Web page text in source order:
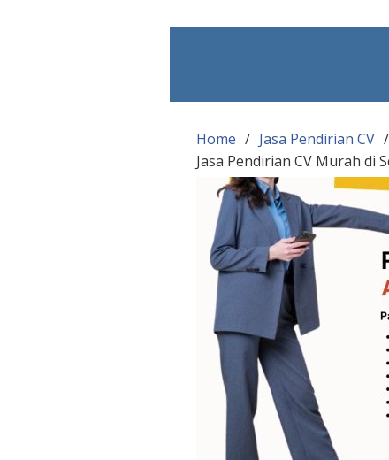
Home
Jasa Pendirian CV
Jasa Pendirian CV Murah di